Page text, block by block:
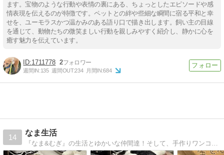
ます。宝物のような行動や表情の裏にある、ちょっとしたエピソードや感
情表現を伝えるのが特徴です。ペットとの絆や些細な瞬間に宿る平和と幸
せを、ユーモラスかつ温かみのある語り口で描き出します。飼い主の目線
を通じて、動物たちの微笑ましい行動を親しみやすく紹介し、静かに心を
癒す魅力を伝えています。
1711778 2
週間IN:135 週間OUT:234 月間IN:684
14
なま生活